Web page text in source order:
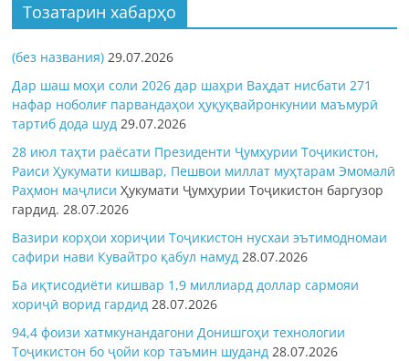
Тозатарин хабарҳо
(без названия) 29.07.2026
Дар шаш моҳи соли 2026 дар шаҳри Ваҳдат нисбати 271
нафар ноболиғ парвандаҳои ҳуқуқвайронкунии маъмурӣ
тартиб дода шуд 29.07.2026
28 июл таҳти раёсати Президенти Ҷумҳурии Тоҷикистон,
Раиси Ҳукумати кишвар, Пешвои миллат муҳтарам Эмомалӣ
Раҳмон маҷлисиҲукумати Ҷумҳурии Тоҷикистон баргузор
гардид.28.07.2026
Вазири корҳои хориҷии Тоҷикистон нусхаи эътимодномаи
сафири нави Кувайтро қабул намуд 28.07.2026
Ба иқтисодиёти кишвар 1,9 миллиард доллар сармояи
хориҷӣ ворид гардид 28.07.2026
94,4 фоизи хатмкунандагони Донишгоҳи технологии
Тоҷикистон бо ҷойи кор таъмин шуданд 28.07.2026